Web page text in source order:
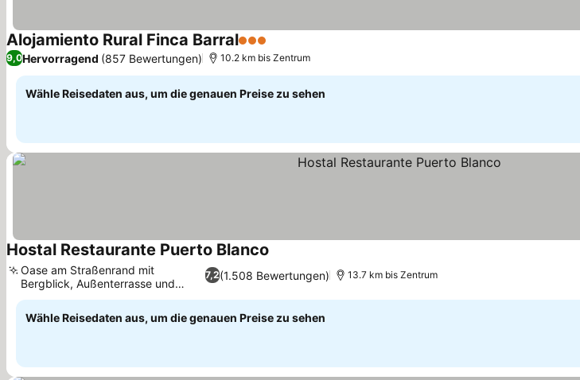
Alojamiento Rural Finca Barral3 Sterne
9,0Hervorragend (857 Bewertungen) 10.2 km bis Zentrum
Wähle Reisedaten aus, um die genauen Preise zu sehen
Hostal Restaurante Puerto Blanco
7,2(1.508 Bewertungen)
Oase am Straßenrand mit
Bergblick, Außenterrasse und
Garten
13.7 km bis Zentrum
Wähle Reisedaten aus, um die genauen Preise zu sehen